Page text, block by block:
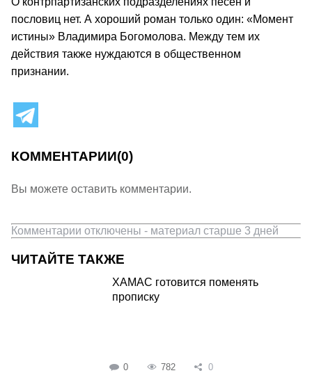
пословиц нет. А хороший роман только один: «Момент
истины» Владимира Богомолова. Между тем их
действия также нуждаются в общественном
признании.
КОММЕНТАРИИ(0)
Вы можете оставить комментарии.
Комментарии отключены - материал старше 3 дней
ЧИТАЙТЕ ТАКЖЕ
ХАМАС готовится поменять
прописку
0 782 0